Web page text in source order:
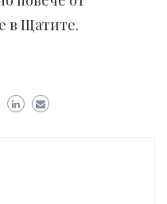
в Щатите.